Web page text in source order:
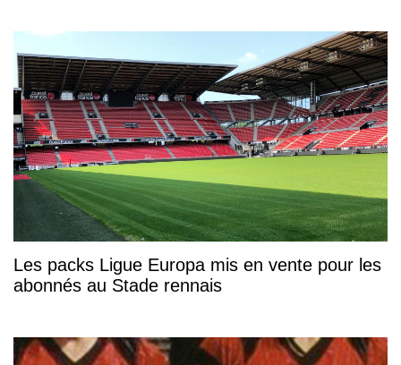
Les packs Ligue Europa mis en vente pour les
abonnés au Stade rennais